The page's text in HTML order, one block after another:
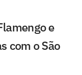
e
com o São